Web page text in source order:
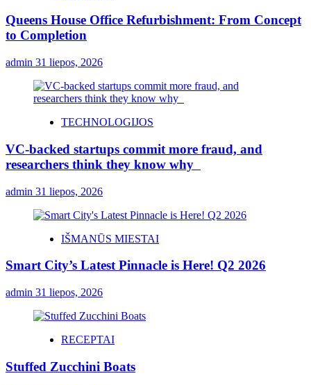
Queens House Office Refurbishment: From Concept
to Completion
admin 31 liepos, 2026
TECHNOLOGIJOS
VC-backed startups commit more fraud, and
researchers think they know why
admin 31 liepos, 2026
IŠMANŪS MIESTAI
Smart City’s Latest Pinnacle is Here! Q2 2026
admin 31 liepos, 2026
RECEPTAI
Stuffed Zucchini Boats